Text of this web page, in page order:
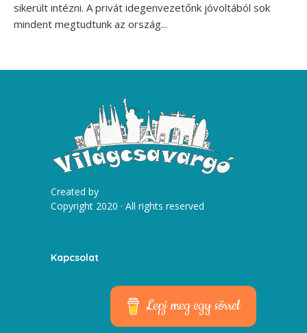
sikerült intézni. A privát idegenvezetőnk jóvoltából sok
mindent megtudtunk az ország...
Created by
Copyright 2020 · All rights reserved
Kapcsolat
Lepj meg egy sörrel